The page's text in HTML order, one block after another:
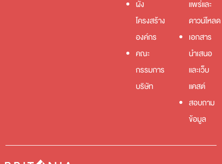
ผัง
โครงสร้าง
องค์กร
คณะ
กรรมการ
บริษัท
แพร่และ
ดาวน์โหลด
เอกสาร
นำเสนอ
และเว็บ
แคสต์
สอบถาม
ข้อมูล